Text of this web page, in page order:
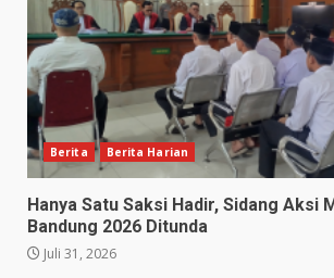
Berita Berita Harian
Hanya Satu Saksi Hadir, Sidang Aksi
Bandung 2026 Ditunda
Juli 31, 2026